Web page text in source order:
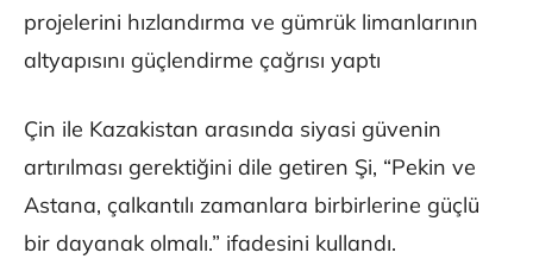
projelerini hızlandırma ve gümrük limanlarının
altyapısını güçlendirme çağrısı yaptı
Çin ile Kazakistan arasında siyasi güvenin
artırılması gerektiğini dile getiren Şi, “Pekin ve
Astana, çalkantılı zamanlara birbirlerine güçlü
bir dayanak olmalı.” ifadesini kullandı.